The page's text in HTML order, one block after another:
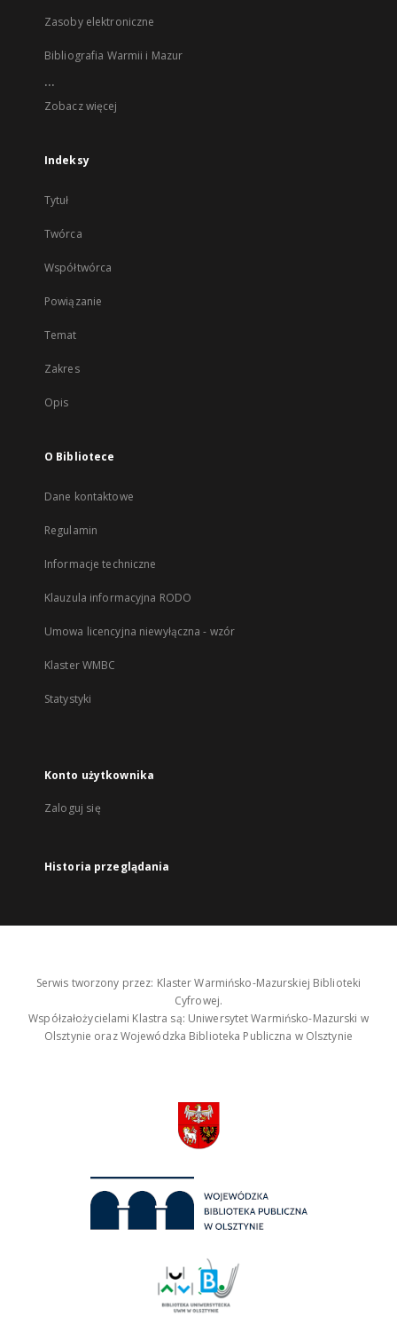
Zasoby elektroniczne
Bibliografia Warmii i Mazur
...
Zobacz więcej
Indeksy
Tytuł
Twórca
Współtwórca
Powiązanie
Temat
Zakres
Opis
O Bibliotece
Dane kontaktowe
Regulamin
Informacje techniczne
Klauzula informacyjna RODO
Umowa licencyjna niewyłączna - wzór
Klaster WMBC
Statystyki
Konto użytkownika
Zaloguj się
Historia przeglądania
Serwis tworzony przez: Klaster Warmińsko-Mazurskiej Biblioteki
Cyfrowej.
Współzałożycielami Klastra są: Uniwersytet Warmińsko-Mazurski w
Olsztynie oraz Wojewódzka Biblioteka Publiczna w Olsztynie